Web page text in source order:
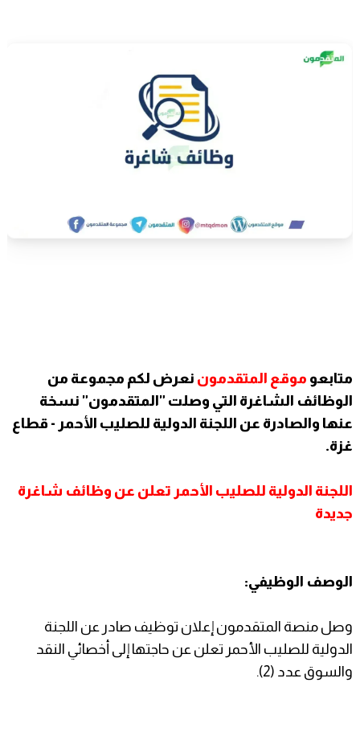
متابعو موقع المتقدمون نعرض لكم مجموعة من
الوظائف الشاغرة التي وصلت "المتقدمون" نسخة
عنها والصادرة عن اللجنة الدولية للصليب الأحمر - قطاع
غزة.
اللجنة الدولية للصليب الأحمر تعلن عن وظائف شاغرة
جديدة
الوصف الوظيفي:
وصل منصة المتقدمون إعلان توظيف صادر عن اللجنة
الدولية للصليب الأحمر تعلن عن حاجتها إلى أخصائي النقد
والسوق عدد (2).